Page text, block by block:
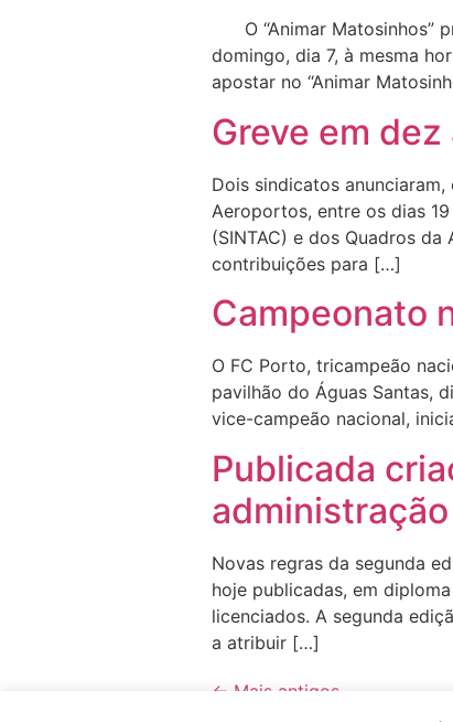
O “Animar Matosinhos”
domingo, dia 7, à mesma
apostar no “Animar
Greve em
Dois sindicatos
Aeroportos, entre os dias
(SINTAC) e dos Quadros
contribuições para […]
Campeonato
O FC Porto, tricampeão
pavilhão do Águas Santas,
vice-campeão nacional,
Publicada
Novas regras da segunda
hoje publicadas, em
licenciados. A segunda
a atribuir […]
← Mais antigos